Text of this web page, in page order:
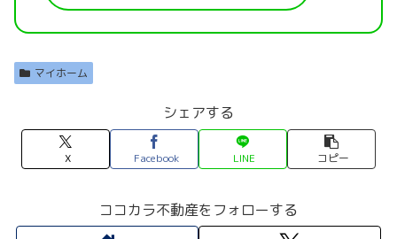
マイホーム
シェアする
X Facebook LINE コピー
ココカラ不動産をフォローする